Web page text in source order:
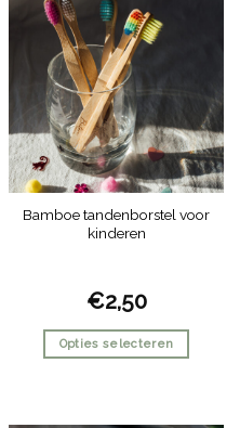
Bamboe tandenborstel voor
kinderen
€2,50
Opties selecteren